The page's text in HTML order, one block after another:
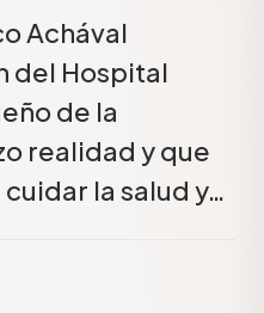
Achával
del Hospital
de la
realidad y que
la salud y…